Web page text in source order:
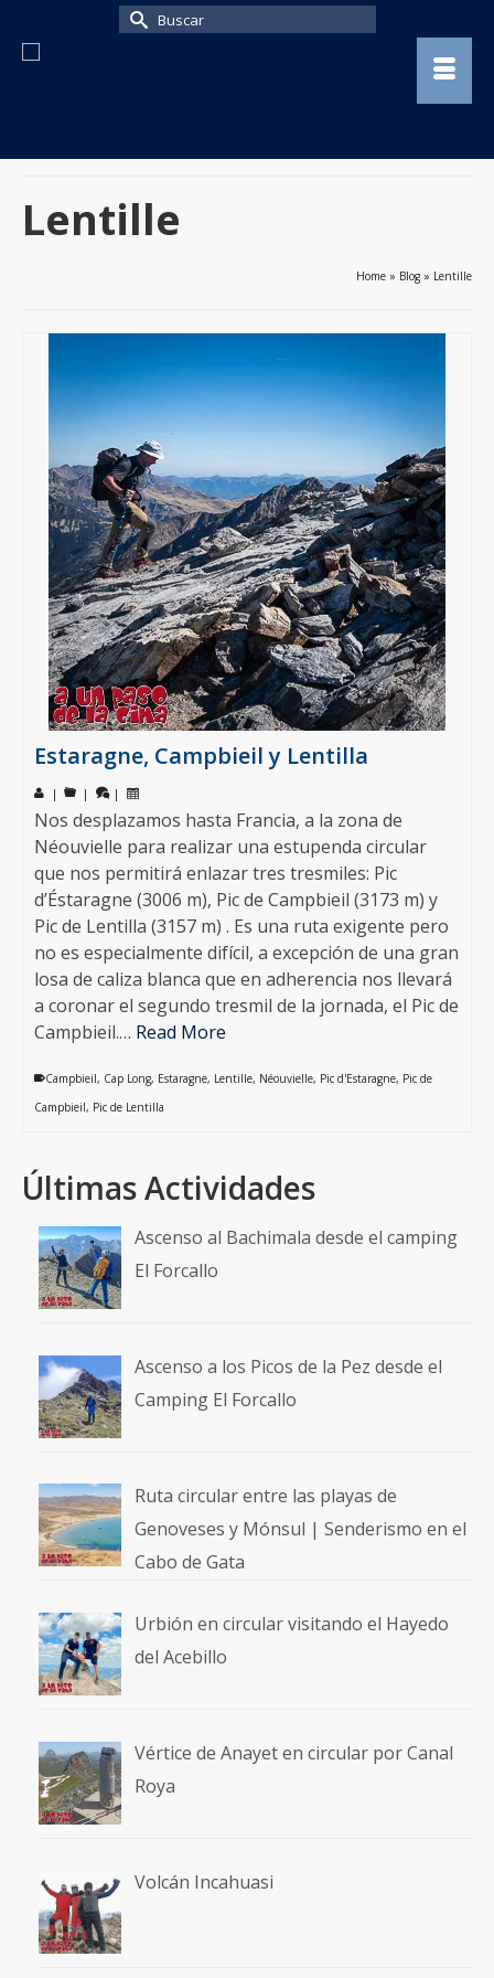
Buscar
Lentille
Home » Blog » Lentille
Estaragne, Campbieil y Lentilla
| | |
Nos desplazamos hasta Francia, a la zona de
Néouvielle para realizar una estupenda circular
que nos permitirá enlazar tres tresmiles: Pic
d’Éstaragne (3006 m), Pic de Campbieil (3173 m) y
Pic de Lentilla (3157 m) . Es una ruta exigente pero
no es especialmente difícil, a excepción de una gran
losa de caliza blanca que en adherencia nos llevará
a coronar el segundo tresmil de la jornada, el Pic de
Campbieil.… Read More
Campbieil, Cap Long, Estaragne, Lentille, Néouvielle, Pic d'Estaragne, Pic de
Campbieil, Pic de Lentilla
Últimas Actividades
Ascenso al Bachimala desde el camping
El Forcallo
Ascenso a los Picos de la Pez desde el
Camping El Forcallo
Ruta circular entre las playas de
Genoveses y Mónsul | Senderismo en el
Cabo de Gata
Urbión en circular visitando el Hayedo
del Acebillo
Vértice de Anayet en circular por Canal
Roya
Volcán Incahuasi